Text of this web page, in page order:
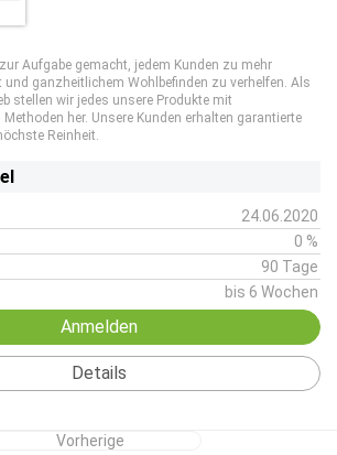
Aufgabe gemacht, jedem Kunden zu mehr
ganzheitlichem Wohlbefinden zu verhelfen. Als
stellen wir jedes unsere Produkte mit
her. Unsere Kunden erhalten garantierte
Reinheit.
24.06.2020
0 %
90 Tage
bis 6 Wochen
Anmelden
Details
Vorherige